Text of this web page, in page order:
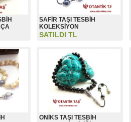
SAFİR TAŞI TESBİH
KOLEKSİYON
SATILDI TL
ONİKS TAŞI TESBİH